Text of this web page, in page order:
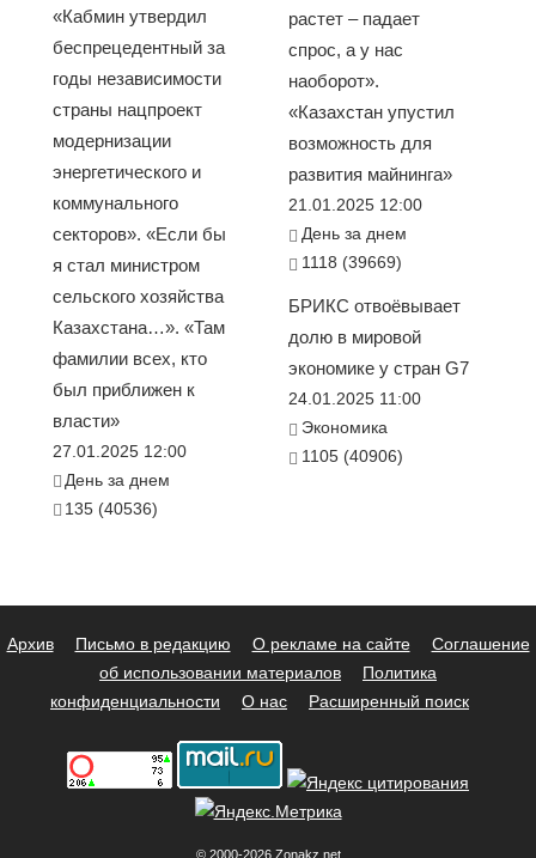
«Кабмин утвердил
беспрецедентный за
годы независимости
страны нацпроект
модернизации
энергетического и
коммунального
секторов». «Если бы
я стал министром
сельского хозяйства
Казахстана…». «Там
фамилии всех, кто
был приближен к
власти»
27.01.2025 12:00
День за днем
135 (40536)
растет – падает
спрос, а у нас
наоборот».
«Казахстан упустил
возможность для
развития майнинга»
21.01.2025 12:00
День за днем
1118 (39669)
БРИКС отвоёвывает
долю в мировой
экономике у стран G7
24.01.2025 11:00
Экономика
1105 (40906)
Архив Письмо в редакцию О рекламе на сайте
Соглашение
об использовании материалов
Политика
конфиденциальности
О нас Расширенный поиск
© 2000-2026 Zonakz.net